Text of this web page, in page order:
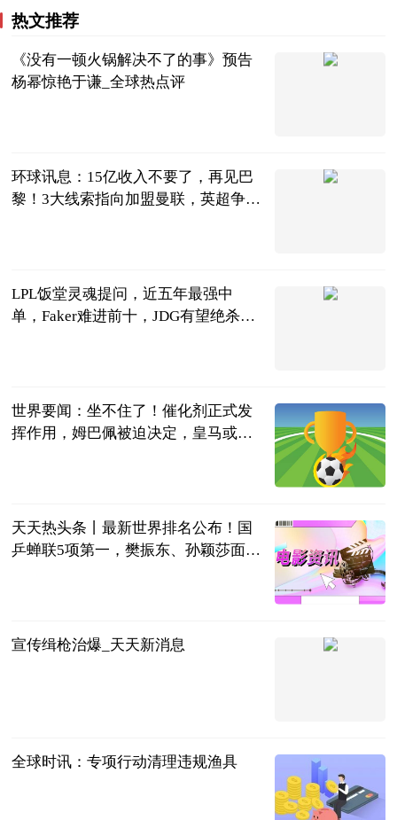
热文推荐
《没有一顿火锅解决不了的事》预告
杨幂惊艳于谦_全球热点评
环球讯息：15亿收入不要了，再见巴
黎！3大线索指向加盟曼联，英超争冠
LPL饭堂灵魂提问，近五年最强中
单，Faker难进前十，JDG有望绝杀_
世界要闻：坐不住了！催化剂正式发
挥作用，姆巴佩被迫决定，皇马或成
天天热头条丨最新世界排名公布！国
乒蝉联5项第一，樊振东、孙颖莎面临
宣传缉枪治爆_天天新消息
全球时讯：专项行动清理违规渔具